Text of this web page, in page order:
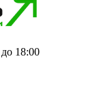
18:00